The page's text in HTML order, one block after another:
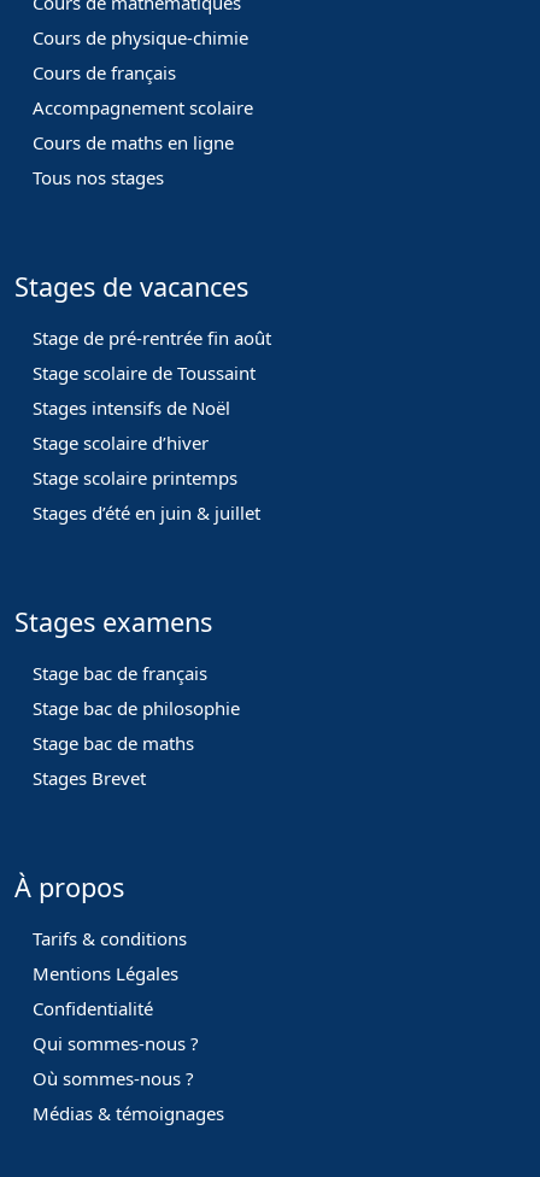
Cours de physique-chimie
Cours de français
Accompagnement scolaire
Cours de maths en ligne
Tous nos stages
Stages de vacances
Stage de pré-rentrée fin août
Stage scolaire de Toussaint
Stages intensifs de Noël
Stage scolaire d’hiver
Stage scolaire printemps
Stages d’été en juin & juillet
Stages examens
Stage bac de français
Stage bac de philosophie
Stage bac de maths
Stages Brevet
À propos
Tarifs & conditions
Mentions Légales
Confidentialité
Qui sommes-nous ?
Où sommes-nous ?
Médias & témoignages